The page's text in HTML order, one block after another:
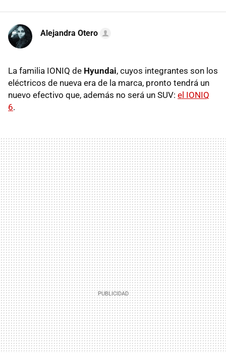
Alejandra Otero
La familia IONIQ de Hyundai, cuyos integrantes son los
eléctricos de nueva era de la marca, pronto tendrá un
nuevo efectivo que, además no será un SUV: el IONIQ
6.